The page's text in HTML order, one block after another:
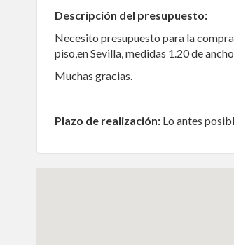
Descripción del presupuesto:
Necesito presupuesto para la
piso,en Sevilla, medidas​ 1.20 de
Muchas gracias.
Plazo de realización: Lo antes